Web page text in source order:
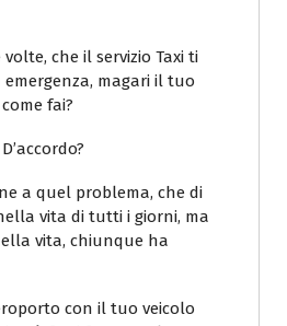
che il servizio Taxi ti
magari il tuo
fai?
a quel problema, che di
vita di tutti i giorni, ma
vita, chiunque ha
con il tuo veicolo